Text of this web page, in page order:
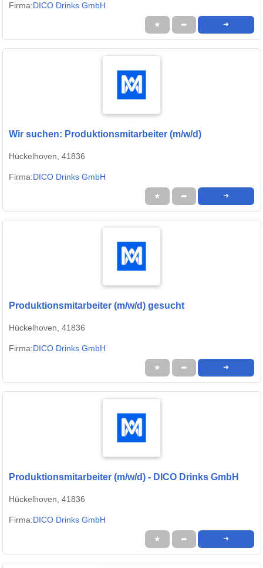
Firma:DICO Drinks GmbH
★ ➦ ➜
Wir suchen: Produktionsmitarbeiter (m/w/d)
Hückelhoven, 41836
Firma:DICO Drinks GmbH
★ ➦ ➜
Produktionsmitarbeiter (m/w/d) gesucht
Hückelhoven, 41836
Firma:DICO Drinks GmbH
★ ➦ ➜
Produktionsmitarbeiter (m/w/d) - DICO Drinks GmbH
Hückelhoven, 41836
Firma:DICO Drinks GmbH
★ ➦ ➜